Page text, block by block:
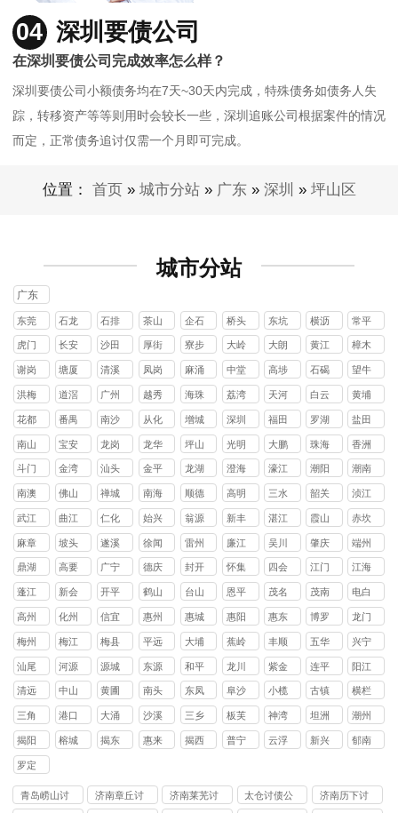
04 深圳要债公司
在深圳要债公司完成效率怎么样？
深圳要债公司小额债务均在7天~30天内完成，特殊债务如债务人失
踪，转移资产等等则用时会较长一些，深圳追账公司根据案件的情况
而定，正常债务追讨仅需一个月即可完成。
位置： 首页 » 城市分站» 广东» 深圳 » 坪山区
城市分站
广东
东莞
石龙
镇
石排
镇
茶山
镇
企石
镇
桥头
镇
东坑
镇
横沥
镇
常平
镇
虎门
镇
长安
镇
沙田
镇
厚街
镇
寮步
镇
大岭
山镇
大朗
镇
黄江
镇
樟木
头镇
谢岗
镇
塘厦
镇
清溪
镇
凤岗
镇
麻涌
镇
中堂
镇
高埗
镇
石碣
镇
望牛
墩镇
洪梅
镇
道滘
镇
广州
越秀
区
海珠
区
荔湾
区
天河
区
白云
区
黄埔
区
花都
区
番禺
区
南沙
区
从化
区
增城
区
深圳
福田
区
罗湖
区
盐田
区
南山
区
宝安
区
龙岗
区
龙华
区
坪山
区
光明
区
大鹏
新区
珠海
香洲
区
斗门
区
金湾
区
汕头
金平
区
龙湖
区
澄海
区
濠江
区
潮阳
区
潮南
区
南澳
县
佛山
禅城
区
南海
区
顺德
区
高明
区
三水
区
韶关
浈江
区
武江
区
曲江
区
仁化
县
始兴
县
翁源
县
新丰
县
湛江
霞山
区
赤坎
区
麻章
区
坡头
区
遂溪
县
徐闻
县
雷州
市
廉江
市
吴川
市
肇庆
端州
区
鼎湖
区
高要
区
广宁
县
德庆
县
封开
县
怀集
县
四会
市
江门
江海
区
蓬江
区
新会
区
开平
县
鹤山
县
台山
县
恩平
县
茂名
茂南
区
电白
区
高州
市
化州
市
信宜
市
惠州
惠城
区
惠阳
区
惠东
县
博罗
县
龙门
县
梅州
梅江
区
梅县
区
平远
县
大埔
县
蕉岭
县
丰顺
县
五华
县
兴宁
市
汕尾 河源
源城
区
东源
县
和平
县
龙川
县
紫金
县
连平
县
阳江
清远 中山
黄圃
镇
南头
镇
东凤
镇
阜沙
镇
小榄
镇
古镇
镇
横栏
镇
三角
镇
港口
镇
大涌
镇
沙溪
镇
三乡
镇
板芙
镇
神湾
镇
坦洲
镇
潮州
揭阳
榕城
揭东
惠来
揭西
普宁
云浮
新兴
郁南
罗定
市
青岛崂山讨
济南章丘讨
济南莱芜讨
太仓讨债公
济南历下讨